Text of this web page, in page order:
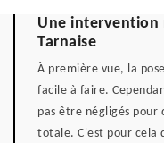
Une intervention
Tarnaise
À première vue, la
facile à faire.
pas être négligés
totale. C'est pour cela